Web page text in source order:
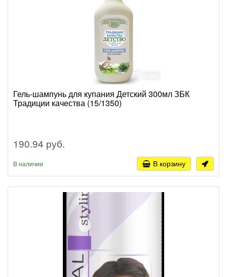
Гель-шампунь для купания Детский 300мл ЗБК
Традиции качества (15/1350)
190.94 руб.
В наличии В корзину